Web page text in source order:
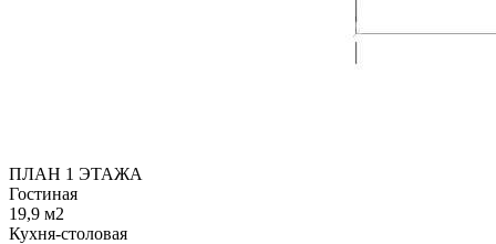
ПЛАН 1 ЭТАЖА
Гостиная
19,9 м2
Кухня-столовая